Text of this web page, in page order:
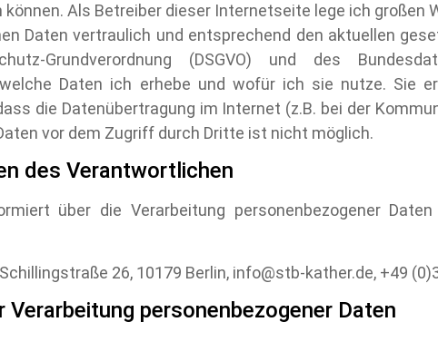
Als Betreiber dieser Internetseite lege ich großen
Daten vertraulich und entsprechend den aktuellen
Grundverordnung (DSGVO) und des
Daten ich erhebe und wofür ich sie nutze. Sie
die Datenübertragung im Internet (z.B. bei der
vor dem Zugriff durch Dritte ist nicht möglich.
des Verantwortlichen
über die Verarbeitung personenbezogener
26, 10179 Berlin, info@stb-kather.de, +49
personenbezogener Daten